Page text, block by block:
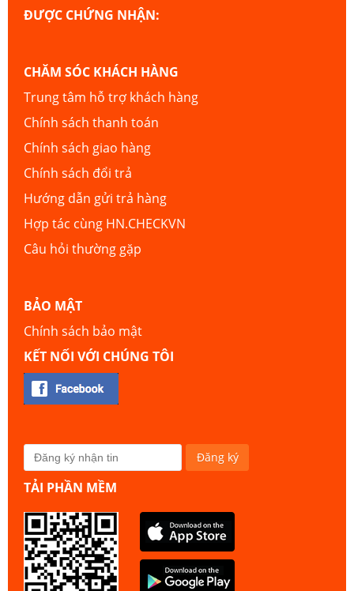
ĐƯỢC CHỨNG NHẬN:
CHĂM SÓC KHÁCH HÀNG
Trung tâm hỗ trợ khách hàng
Chính sách thanh toán
Chính sách giao hàng
Chính sách đổi trả
Hướng dẫn gửi trả hàng
Hợp tác cùng HN.CHECKVN
Câu hỏi thường gặp
BẢO MẬT
Chính sách bảo mật
KẾT NỐI VỚI CHÚNG TÔI
TẢI PHẦN MỀM